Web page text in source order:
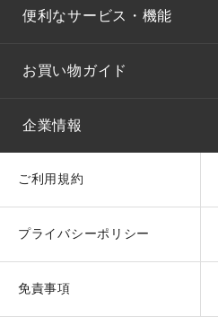
便利なサービス・機能
お買い物ガイド
企業情報
ご利用規約
プライバシーポリシー
免責事項